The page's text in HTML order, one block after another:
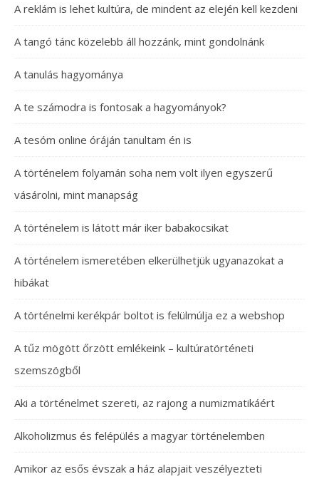
A reklám is lehet kultúra, de mindent az elején kell kezdeni
A tangó tánc közelebb áll hozzánk, mint gondolnánk
A tanulás hagyománya
A te számodra is fontosak a hagyományok?
A tesóm online óráján tanultam én is
A történelem folyamán soha nem volt ilyen egyszerű
vásárolni, mint manapság
A történelem is látott már iker babakocsikat
A történelem ismeretében elkerülhetjük ugyanazokat a
hibákat
A történelmi kerékpár boltot is felülmúlja ez a webshop
A tűz mögött őrzött emlékeink – kultúratörténeti
szemszögből
Aki a történelmet szereti, az rajong a numizmatikáért
Alkoholizmus és felépülés a magyar történelemben
Amikor az esős évszak a ház alapjait veszélyezteti